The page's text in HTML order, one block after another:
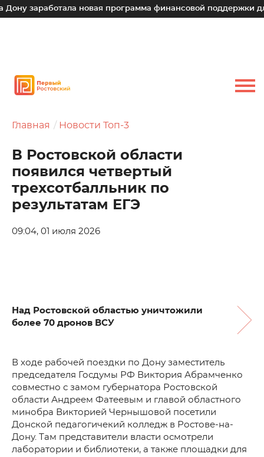
заработала новая программа финансовой поддержки для
Главная Новости Топ-3
В Ростовской области
появился четвертый
трехсотбалльник по
результатам ЕГЭ
09:04, 01 июля 2026
Над Ростовской областью уничтожили
более 70 дронов ВСУ
В ходе рабочей поездки по Дону заместитель
председателя Госдумы РФ Виктория Абрамченко
совместно с замом губернатора Ростовской
области Андреем Фатеевым и главой областного
минобра Викторией Чернышовой посетили
Донской педагогичекий колледж в Ростове-на-
Дону. Там представители власти осмотрели
лаборатории и библиотеки, а также площадки для